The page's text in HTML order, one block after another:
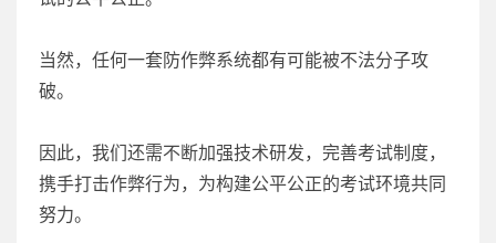
当然，任何一套防作弊系统都有可能被不法分子攻
破。
因此，我们还需不断加强技术研发，完善考试制度，
携手打击作弊行为，为构建公平公正的考试环境共同
努力。